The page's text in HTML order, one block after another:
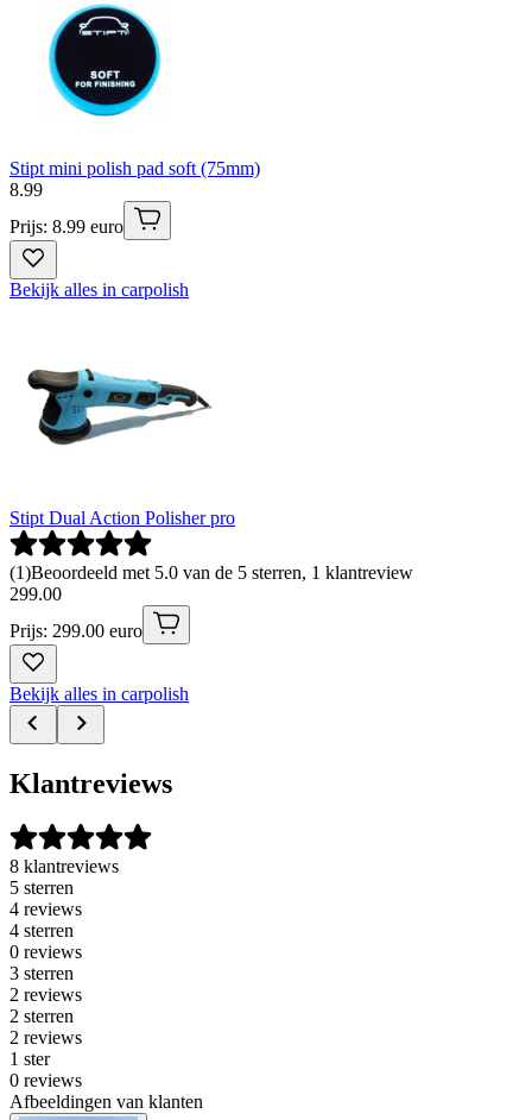
Stipt mini polish pad soft (75mm)
8.99
Prijs: 8.99 euro
Bekijk alles in carpolish
Stipt Dual Action Polisher pro
(1)Beoordeeld met 5.0 van de 5 sterren, 1 klantreview
299.00
Prijs: 299.00 euro
Bekijk alles in carpolish
Klantreviews
8 klantreviews
5 sterren
4 reviews
4 sterren
0 reviews
3 sterren
2 reviews
2 sterren
2 reviews
1 ster
0 reviews
Afbeeldingen van klanten